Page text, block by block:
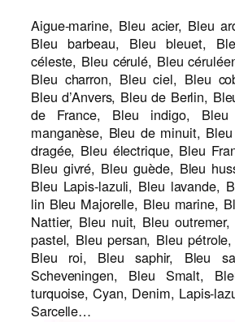
Aigue-marine, Bleu acier, Bleu
Bleu barbeau, Bleu bleuet,
céleste, Bleu cérulé, Bleu
Bleu charron, Bleu ciel, Bleu
Bleu d’Anvers, Bleu de Berlin,
de France, Bleu indigo,
manganèse, Bleu de minuit,
dragée, Bleu électrique, Bleu
Bleu givré, Bleu guède, Bleu
Bleu Lapis-lazuli, Bleu lavande,
lin Bleu Majorelle, Bleu marine,
Nattier, Bleu nuit, Bleu
pastel, Bleu persan, Bleu
Bleu roi, Bleu saphir, Bleu
Scheveningen, Bleu Smalt,
turquoise, Cyan, Denim, Lapis-
Sarcelle…